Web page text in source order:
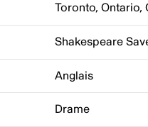
Toronto, Ontario,
Shakespeare
Anglais
Drame